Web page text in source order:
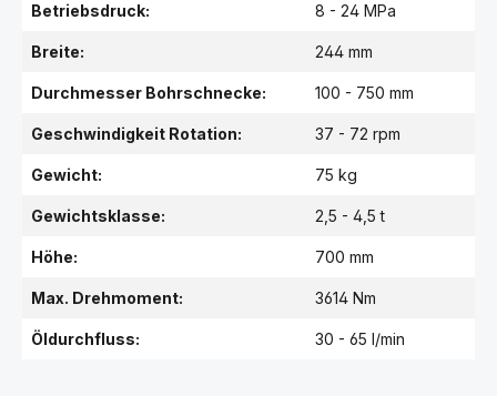
Betriebsdruck: 8 - 24 MPa
Breite: 244 mm
Durchmesser Bohrschnecke: 100 - 750 mm
Geschwindigkeit Rotation: 37 - 72 rpm
Gewicht: 75 kg
Gewichtsklasse: 2,5 - 4,5 t
Höhe: 700 mm
Max. Drehmoment: 3614 Nm
Öldurchfluss: 30 - 65 l/min